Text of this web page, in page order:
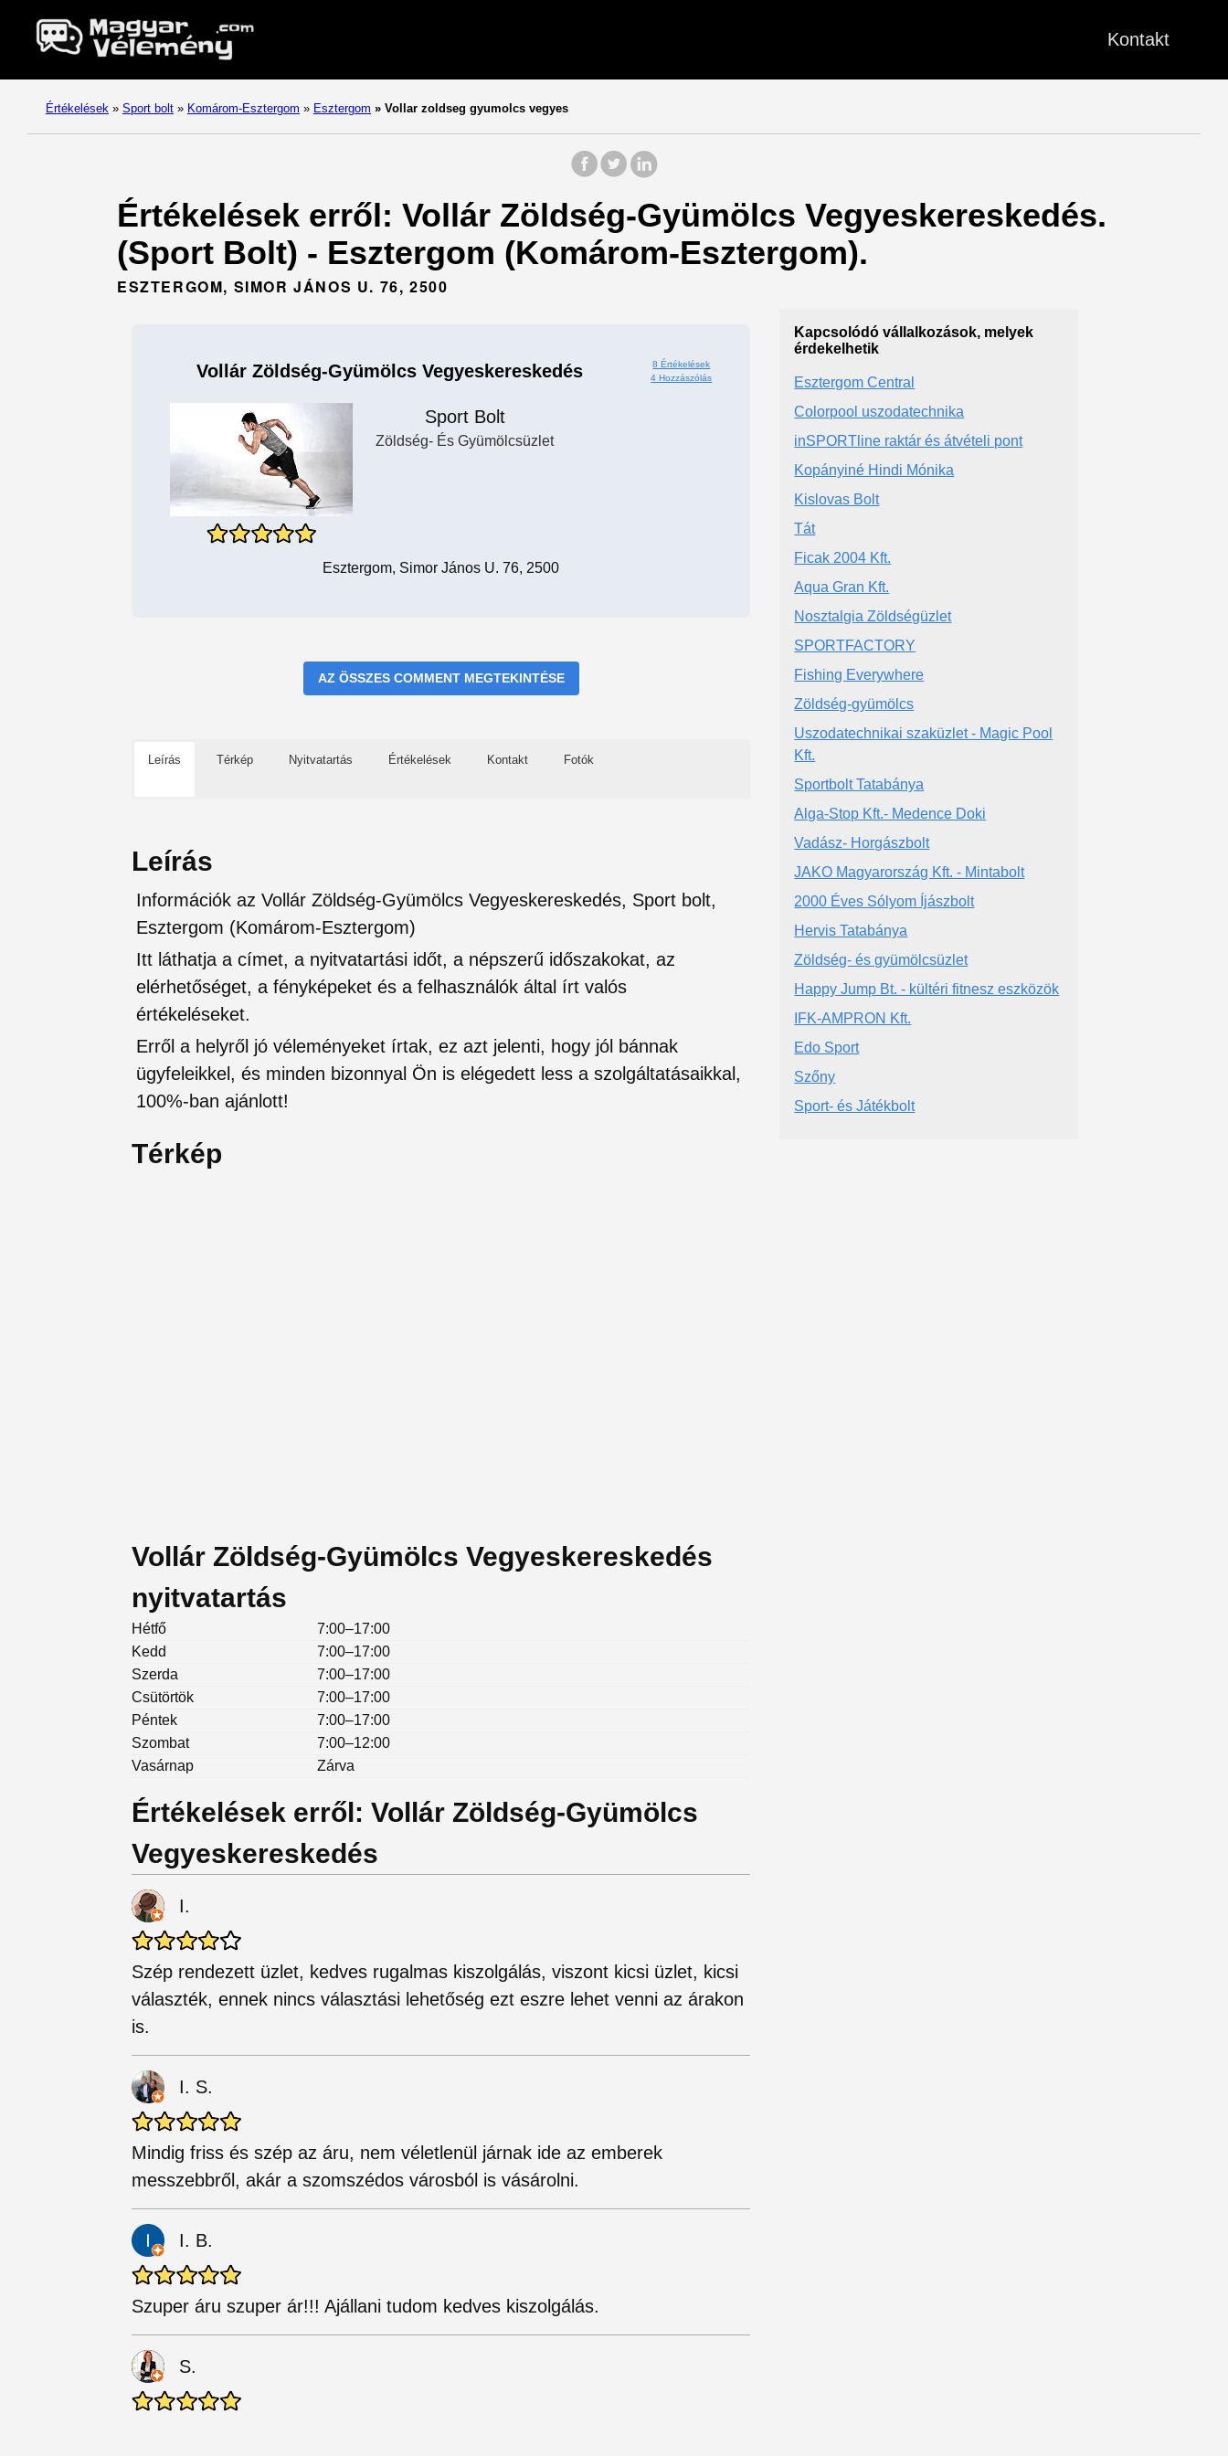
Kontakt
Értékelések » Sport bolt » Komárom-Esztergom » Esztergom » Vollar zoldseg gyumolcs vegyes
Értékelések erről: Vollár Zöldség-Gyümölcs Vegyeskereskedés.
(Sport Bolt) - Esztergom (Komárom-Esztergom).
ESZTERGOM, SIMOR JÁNOS U. 76, 2500
Vollár Zöldség-Gyümölcs Vegyeskereskedés
8 Értékelések
4 Hozzászólás
Sport Bolt
Zöldség- És Gyümölcsüzlet
Esztergom, Simor János U. 76, 2500
AZ ÖSSZES COMMENT MEGTEKINTÉSE
Leírás Térkép Nyitvatartás Értékelések Kontakt Fotók
Leírás
Információk az Vollár Zöldség-Gyümölcs Vegyeskereskedés, Sport bolt,
Esztergom (Komárom-Esztergom)
Itt láthatja a címet, a nyitvatartási időt, a népszerű időszakokat, az
elérhetőséget, a fényképeket és a felhasználók által írt valós
értékeléseket.
Erről a helyről jó véleményeket írtak, ez azt jelenti, hogy jól bánnak
ügyfeleikkel, és minden bizonnyal Ön is elégedett less a szolgáltatásaikkal,
100%-ban ajánlott!
Térkép
Vollár Zöldség-Gyümölcs Vegyeskereskedés
nyitvatartás
Hétfő
7:00–17:00
Kedd
7:00–17:00
Szerda
7:00–17:00
Csütörtök
7:00–17:00
Péntek
7:00–17:00
Szombat
7:00–12:00
Vasárnap
Zárva
Értékelések erről: Vollár Zöldség-Gyümölcs
Vegyeskereskedés
I.
Szép rendezett üzlet, kedves rugalmas kiszolgálás, viszont kicsi üzlet, kicsi
választék, ennek nincs választási lehetőség ezt eszre lehet venni az árakon
is.
I. S.
Mindig friss és szép az áru, nem véletlenül járnak ide az emberek
messzebbről, akár a szomszédos városból is vásárolni.
I. B.
Szuper áru szuper ár!!! Ajállani tudom kedves kiszolgálás.
S.
Kapcsolódó vállalkozások, melyek
érdekelhetik
Esztergom Central
Colorpool uszodatechnika
inSPORTline raktár és átvételi pont
Kopányiné Hindi Mónika
Kislovas Bolt
Tát
Ficak 2004 Kft.
Aqua Gran Kft.
Nosztalgia Zöldségüzlet
SPORTFACTORY
Fishing Everywhere
Zöldség-gyümölcs
Uszodatechnikai szaküzlet - Magic Pool
Kft.
Sportbolt Tatabánya
Alga-Stop Kft.- Medence Doki
Vadász- Horgászbolt
JAKO Magyarország Kft. - Mintabolt
2000 Éves Sólyom Íjászbolt
Hervis Tatabánya
Zöldség- és gyümölcsüzlet
Happy Jump Bt. - kültéri fitnesz eszközök
IFK-AMPRON Kft.
Edo Sport
Szőny
Sport- és Játékbolt